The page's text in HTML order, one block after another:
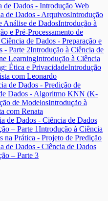
de Dados - Introdução Web
de Dados - ArquivosIntrodução
Análise de DadosIntrodução à
e Pré-Processamento de
de Dados - Preparação e
- Parte 2Introdução à Ciência de
LearningIntrodução à Ciência
Ética e PrivacidadeIntrodução
com Leonardo
de Dados - Predição de
Dados - Algoritmo KNN (K-
de ModelosIntrodução à
com Renata
de Dados - Ciência de Dados
– Parte 1Introdução à Ciência
na Prática - Projeto de Predição
de Dados - Ciência de Dados
– Parte 3